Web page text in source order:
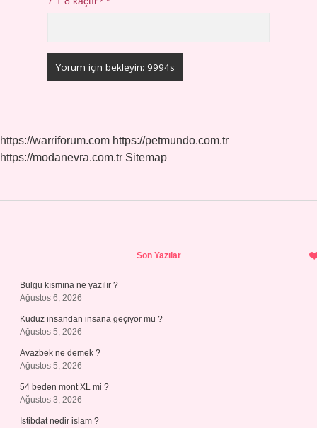
https://warriforum.com https://petmundo.com.tr
https://modanevra.com.tr Sitemap
Son Yazılar
Bulgu kısmına ne yazılır ?
Ağustos 6, 2026
Kuduz insandan insana geçiyor mu ?
Ağustos 5, 2026
Avazbek ne demek ?
Ağustos 5, 2026
54 beden mont XL mi ?
Ağustos 3, 2026
Istibdat nedir islam ?